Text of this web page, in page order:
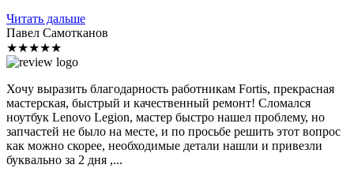
Читать дальше
Павел Самотканов
★★★★★
Хочу выразить благодарность работникам Fortis, прекрасная
мастерская, быстрый и качественный ремонт! Сломался
ноутбук Lenovo Legion, мастер быстро нашел проблему, но
запчастей не было на месте, и по просьбе решить этот вопрос
как можно скорее, необходимые детали нашли и привезли
буквально за 2 дня ,...